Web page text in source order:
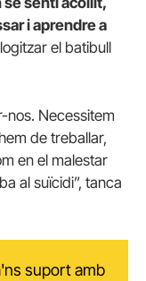
i aprendre a
el batibull
nos. Necessitem
de treballar,
en el malestar
al suïcidi”, tanca
suport amb